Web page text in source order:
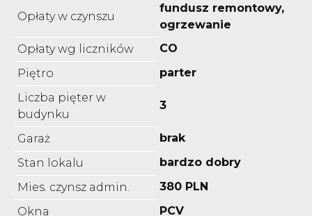
Opłaty w czynszu
fundusz remontowy,
ogrzewanie
Opłaty wg liczników
CO
Piętro
parter
Liczba pięter w
budynku
3
Garaż
brak
Stan lokalu
bardzo dobry
Mies. czynsz admin.
380 PLN
Okna
PCV